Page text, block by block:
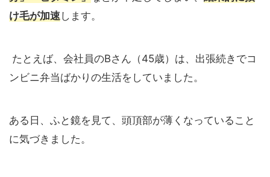
け毛が加速します。
たとえば、会社員のBさん（45歳）は、出張続きでコ
ンビニ弁当ばかりの生活をしていました。
ある日、ふと鏡を見て、頭頂部が薄くなっていること
に気づきました。